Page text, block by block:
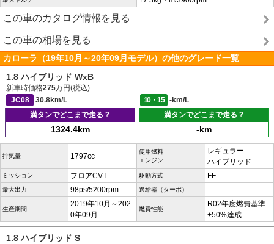
この車のカタログ情報を見る
この車の相場を見る
カローラ（19年10月～20年09月モデル）の他のグレード一覧
1.8 ハイブリッド WxB
新車時価格275万円(税込)
JC08
30.8km/L 10・15
-km/L
満タンでどこまで走る？
1324.4km
満タンでどこまで走る？
-km
排気量 1797cc
使用燃料
エンジン
レギュラー
ハイブリッド
ミッション フロアCVT 駆動方式 FF
最大出力 98ps/5200rpm 過給器（ターボ） -
生産期間
2019年10月～202
0年09月
燃費性能
R02年度燃費基準
+50%達成
1.8 ハイブリッド S